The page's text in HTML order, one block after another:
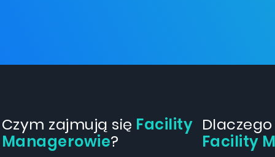
Czym zajmują się Facility
Managerowie?
Facility